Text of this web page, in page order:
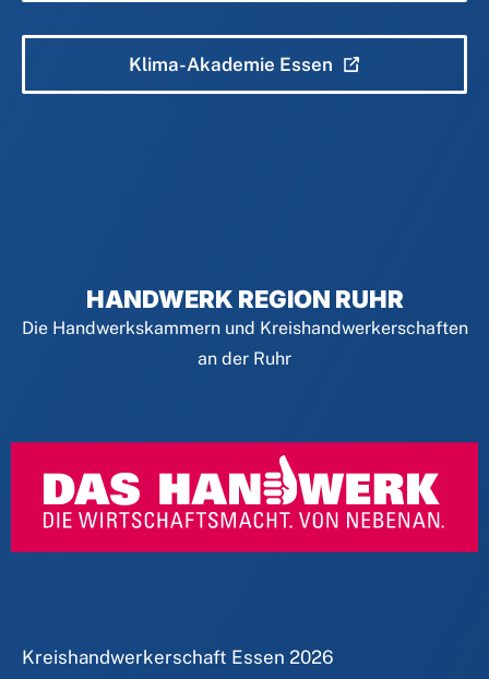
Klima-Akademie Essen
HANDWERK REGION RUHR
Die Handwerkskammern und Kreishandwerkerschaften
an der Ruhr
Kreishandwerkerschaft Essen 2026